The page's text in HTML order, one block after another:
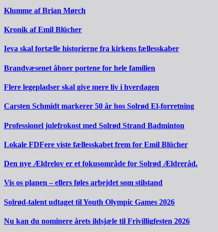
Klumme af Brian Mørch
Kronik af Emil Blücher
Ieva skal fortælle historierne fra kirkens fællesskaber
Brandvæsenet åbner portene for hele familien
Flere legepladser skal give mere liv i hverdagen
Carsten Schmidt markerer 50 år hos Solrød El-forretning
Professionel julefrokost med Solrød Strand Badminton
Lokale FDFere viste fællesskabet frem for Emil Blücher
Den nye Ældrelov er et fokusområde for Solrød Ældreråd.
Vis os planen – ellers føles arbejdet som stilstand
Solrød-talent udtaget til Youth Olympic Games 2026
Nu kan du nominere årets ildsjæle til Frivilligfesten 2026